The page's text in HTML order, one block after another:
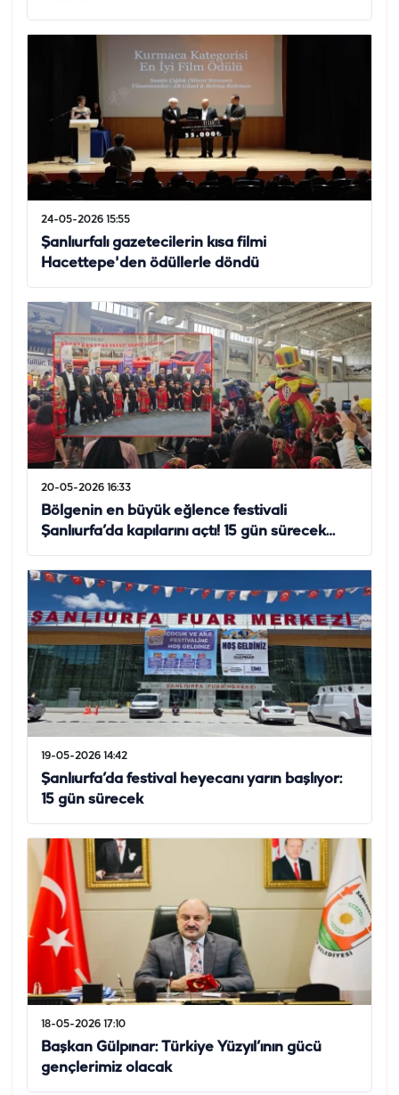
24-05-2026 15:55
Şanlıurfalı gazetecilerin kısa filmi
Hacettepe'den ödüllerle döndü
20-05-2026 16:33
Bölgenin en büyük eğlence festivali
Şanlıurfa’da kapılarını açtı! 15 gün sürecek…
19-05-2026 14:42
Şanlıurfa’da festival heyecanı yarın başlıyor:
15 gün sürecek
18-05-2026 17:10
Başkan Gülpınar: Türkiye Yüzyıl’ının gücü
gençlerimiz olacak